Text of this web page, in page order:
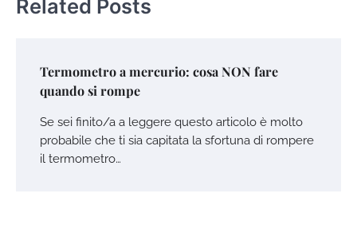
Related Posts
Termometro a mercurio: cosa NON fare
quando si rompe
Se sei finito/a a leggere questo articolo è molto
probabile che ti sia capitata la sfortuna di rompere
il termometro…